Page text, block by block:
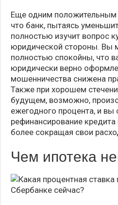
Еще одним положительным
что банк, пытаясь
полностью изучит вопрос
юридической стороны. Вы
полностью спокойны, что
юридически верно
мошенничества снижена
Также при хорошем
будущем, возможно,
ежегодного процента, и
рефинансирование
более сокращая свои
Чем ипотека